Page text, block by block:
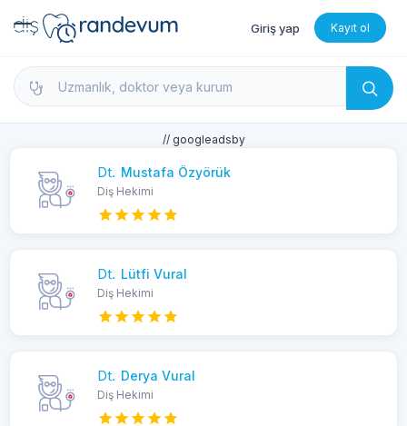
dishekimleri.net - Diş Hekimi Bul, Yorumları İncele
Giriş yap Kayıt ol
// googleadsby
Dt. Mustafa Özyörük
Diş Hekimi
Dt. Lütfi Vural
Diş Hekimi
Dt. Derya Vural
Diş Hekimi